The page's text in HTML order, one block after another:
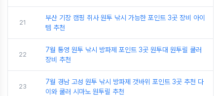
21
부산 기장 캠핑 취사 원투 낚시 가능한 포인트 3곳 장비 아이
템 추천
22
7월 통영 원투 낚시 방파제 포인트 3곳 원투대 원투릴 쿨러
장비 추천
23
7월 경남 고성 원투 낚시 방파제 갯바위 포인트 3곳 추천 다
이와 쿨러 시마노 원투릴 추천